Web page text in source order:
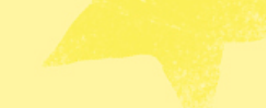
Vi lägger det här uppdraget för att kunna få en bättre
ser ut, säger landsbygdsminister Peter Kullgren (KD) i
av sällskapsdjur. Hänsyn ska tas till
EU-länder, EES-området och Storbritannien.